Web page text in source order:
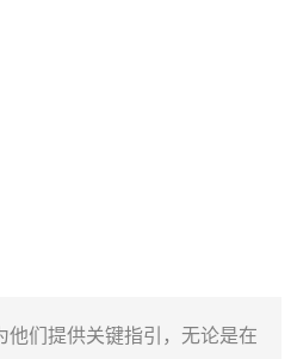
他们提供关键指引，无论是在